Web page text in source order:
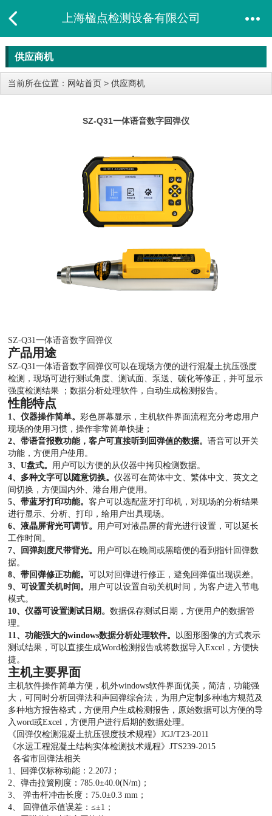
上海楹点检测设备有限公司
供应商机
当前所在位置： 网站首页 > 供应商机
SZ-Q31一体语音数字回弹仪
SZ-Q31一体语音数字回弹仪
产品用途
SZ-Q31一体语音数字回弹仪可以在现场方便的进行混凝土抗压强度
检测，现场可进行测试角度、测试面、泵送、碳化等修正，并可显示
强度检测结果 ；数据分析处理软件，自动生成检测报告。
性能特点
1、仪器操作简单。彩色屏幕显示，主机软件界面流程充分考虑用户
现场的使用习惯，操作非常简单快捷；
2、带语音报数功能，客户可直接听到回弹值的数据。语音可以开关
功能，方便用户使用。
3、U盘式。
用户可以方便的从仪器中拷贝检测数据。
4、多种文字可以随意切换。仪器可在简体中文、繁体中文、英文之
间切换，方便国内外、港台用户使用。
5、带蓝牙打印功能。客户可以选配蓝牙打印机，对现场的分析结果
进行显示、分析、打印，给用户出具现场。
6、液晶屏背光可调节。
用户可对液晶屏的背光进行设置，可以延长
工作时间。
7、回弹刻度尺带背光。
用户可以在晚间或黑暗便的看到指针回弹数
据。
8、带回弹修正功能。可以对回弹进行修正，避免回弹值出现误差。
9、可设置关机时间。
用户可以设置自动关机时间，为客户进入节电
模式。
10、仪器可设置测试日期。数据保存测试日期，方便用户的数据管
理。
11、功能强大的windows数据分析处理软件。
以图形图像的方式表示
测试结果，可以直接生成Word检测报告或将数据导入Excel，方便快
捷。
主机主要界面
主机软件操作简单方便，机外windows软件界面优美，简洁，功能强
大，可同时分析回弹法和声回弹综合法，为用户定制多种地方规范及
多种地方报告格式，方便用户生成检测报告，原始数据可以方便的导
入word或Excel，方便用户进行后期的数据处理。
《回弹仪检测混凝土抗压强度技术规程》JGJ/T23-2011
《水运工程混凝土结构实体检测技术规程》JTS239-2015
各省市回弹法相关
1、回弹仪标称动能：2.207J；
2、弹击拉簧刚度：785.0±40.0(N/m)；
3、 弹击杆冲击长度：75.0±0.3 mm；
4、 回弹值示值误差：≤±1；